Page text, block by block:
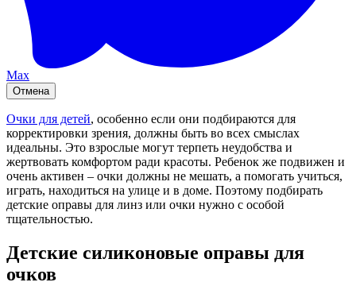
Max
Отмена
Очки для детей, особенно если они подбираются для
корректировки зрения, должны быть во всех смыслах
идеальны. Это взрослые могут терпеть неудобства и
жертвовать комфортом ради красоты. Ребенок же подвижен и
очень активен – очки должны не мешать, а помогать учиться,
играть, находиться на улице и в доме. Поэтому подбирать
детские оправы для линз или очки нужно с особой
тщательностью.
Детские силиконовые оправы для
очков